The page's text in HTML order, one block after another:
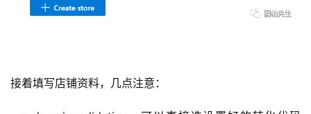
接着填写店铺资料，几点注意：